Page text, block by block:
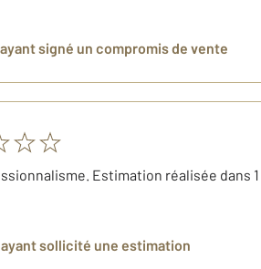
ayant signé un compromis de vente
Estimation réalisée
ayant sollicité une estimation